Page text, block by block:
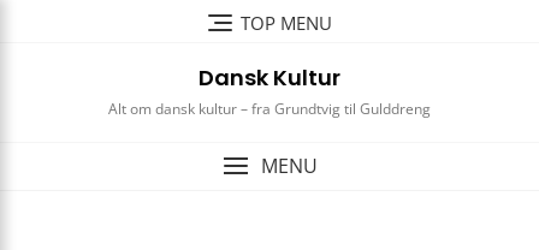
TOP MENU
Dansk Kultur
Alt om dansk kultur – fra Grundtvig til Gulddreng
MENU